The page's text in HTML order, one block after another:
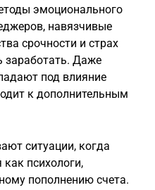
эмоционального
навязчивые
срочности и страх
заработать. Даже
под влияние
к дополнительным
ситуации, когда
психологи,
пополнению счета.